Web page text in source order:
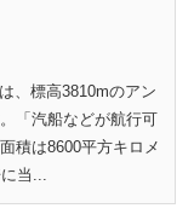
、標高3810mのアン
「汽船などが航行可
積は8600平方キロメ
当...